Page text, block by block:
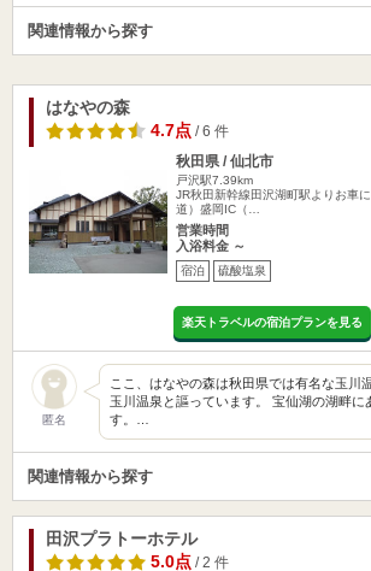
関連情報から探す
はなやの森
4.7点/ 6 件
秋田県 / 仙北市
戸沢駅7.39km
JR秋田新幹線田沢湖町駅よりお車
道）盛岡IC（…
営業時間
入浴料金 ～
宿泊 硫酸塩泉
楽天トラベルの宿泊プランを見る
匿名
ここ、はなやの森は秋田県では有名な玉川
玉川温泉と謳っています。 宝仙湖の湖畔に
す。…
関連情報から探す
田沢プラトーホテル
5.0点/ 2 件